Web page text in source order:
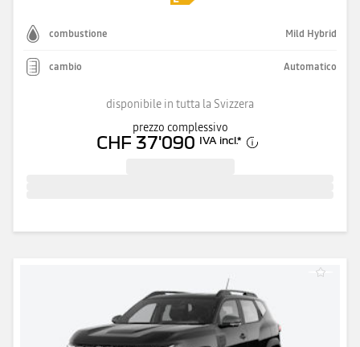
combustione Mild Hybrid
cambio Automatico
disponibile in tutta la Svizzera
prezzo complessivo
CHF 37'090 IVA incl.*